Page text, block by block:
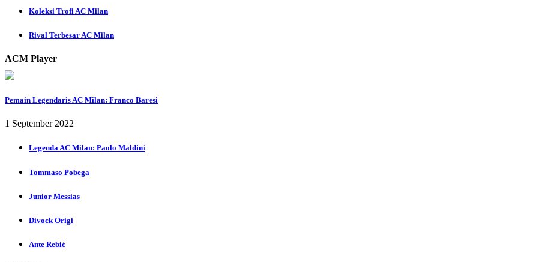
Koleksi Trofi AC Milan
Rival Terbesar AC Milan
ACM Player
Pemain Legendaris AC Milan: Franco Baresi
1 September 2022
Legenda AC Milan: Paolo Maldini
Tommaso Pobega
Junior Messias
Divock Origi
Ante Rebić